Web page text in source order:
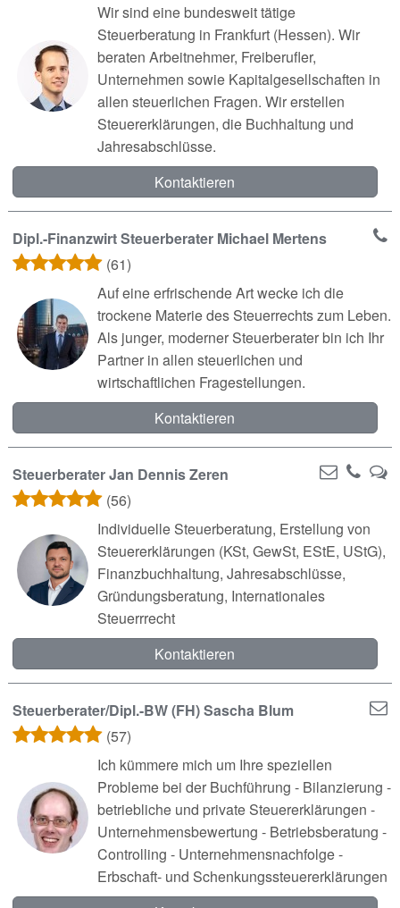
Wir sind eine bundesweit tätige
Steuerberatung in Frankfurt (Hessen). Wir
beraten Arbeitnehmer, Freiberufler,
Unternehmen sowie Kapitalgesellschaften in
allen steuerlichen Fragen. Wir erstellen
Steuererklärungen, die Buchhaltung und
Jahresabschlüsse.
Kontaktieren
Dipl.-Finanzwirt Steuerberater Michael Mertens
(61)
Auf eine erfrischende Art wecke ich die
trockene Materie des Steuerrechts zum Leben.
Als junger, moderner Steuerberater bin ich Ihr
Partner in allen steuerlichen und
wirtschaftlichen Fragestellungen.
Kontaktieren
Steuerberater Jan Dennis Zeren
(56)
Individuelle Steuerberatung, Erstellung von
Steuererklärungen (KSt, GewSt, EStE, UStG),
Finanzbuchhaltung, Jahresabschlüsse,
Gründungsberatung, Internationales
Steuerrrecht
Kontaktieren
Steuerberater/Dipl.-BW (FH) Sascha Blum
(57)
Ich kümmere mich um Ihre speziellen
Probleme bei der Buchführung - Bilanzierung -
betriebliche und private Steuererklärungen -
Unternehmensbewertung - Betriebsberatung -
Controlling - Unternehmensnachfolge -
Erbschaft- und Schenkungssteuererklärungen